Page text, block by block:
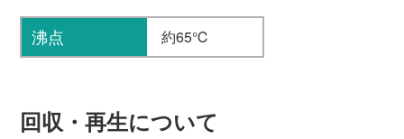
沸点 約65℃
回収・再生について